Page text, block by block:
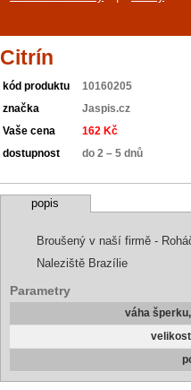
Citrín
kód produktu 10160205
značka Jaspis.cz
Vaše cena 162 Kč
dostupnost do 2 – 5 dnů
popis
Broušený v naší firmě -
Naleziště Brazílie
Parametry
váha